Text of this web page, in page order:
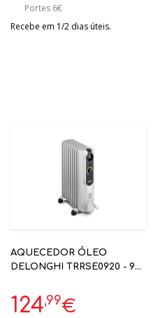
Portes 6€
Recebe em 1/2 dias úteis.
AQUECEDOR ÓLEO
DELONGHI TRRSE0920 - 9
COMFORT TEMP. EXTRA
CARE
124,99€